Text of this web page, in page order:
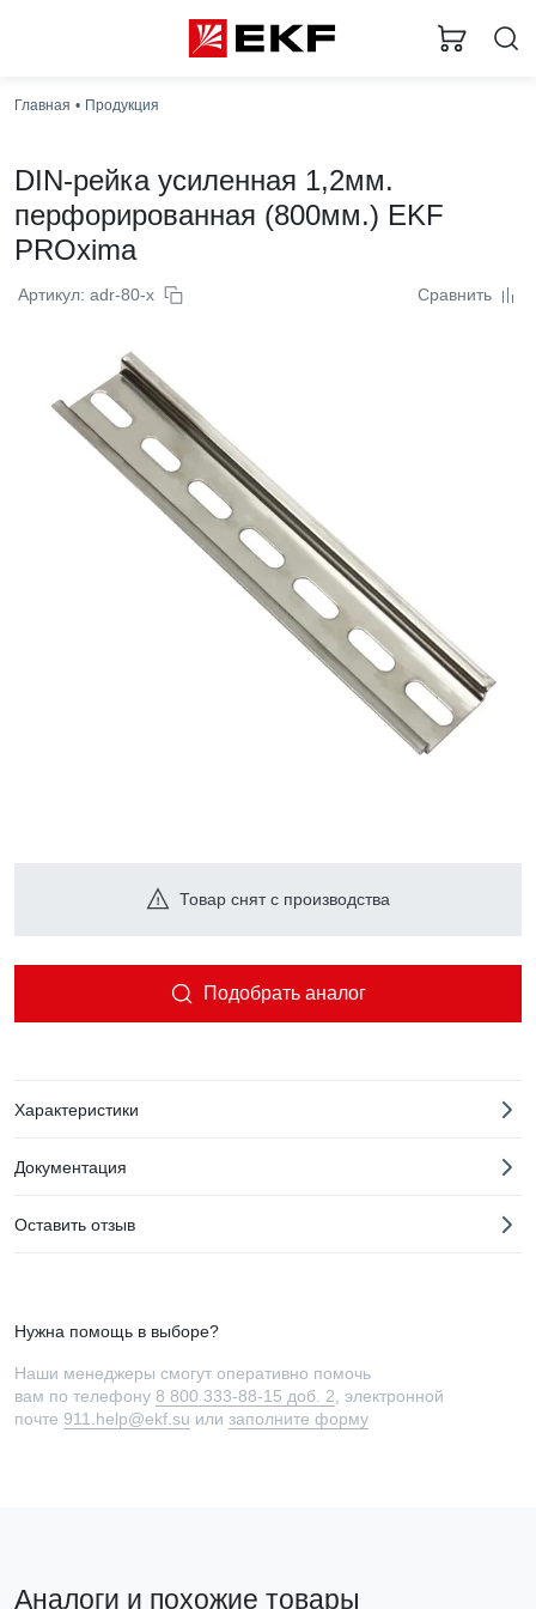
Главная Продукция
DIN-рейка усиленная 1,2мм.
перфорированная (800мм.) EKF
PROxima
Артикул: adr-80-x Сравнить
Товар снят с производства
Подобрать аналог
Характеристики
Документация
Оставить отзыв
Нужна помощь в выборе?
Наши менеджеры смогут оперативно помочь
вам по телефону 8 800 333-88-15 доб. 2 , электронной
почте 911.help@ekf.su или заполните форму
Аналоги и похожие товары